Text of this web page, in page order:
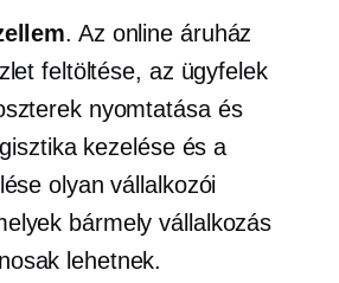
. Az online áruház
feltöltése, az ügyfelek
nyomtatása és
kezelése és a
olyan vállalkozói
bármely vállalkozás
lehetnek.